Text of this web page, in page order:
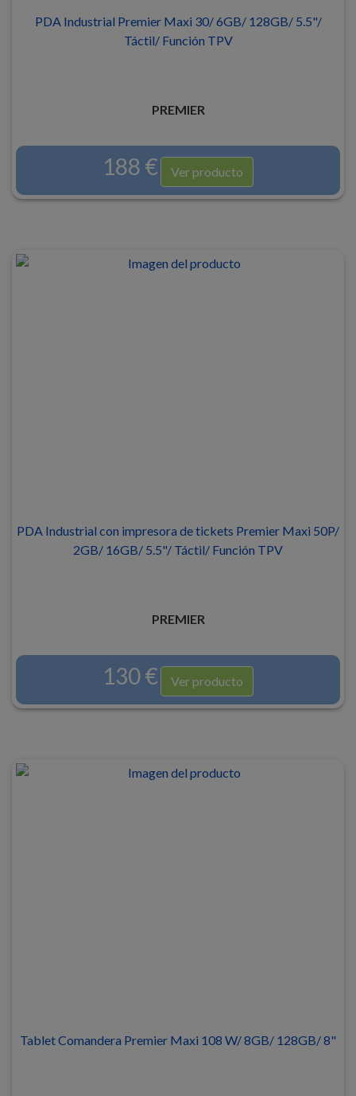
PDA Industrial Premier Maxi 30/ 6GB/ 128GB/ 5.5"/
Táctil/ Función TPV
PREMIER
188 € Ver producto
PDA Industrial con impresora de tickets Premier Maxi 50P/
2GB/ 16GB/ 5.5"/ Táctil/ Función TPV
PREMIER
130 € Ver producto
Tablet Comandera Premier Maxi 108 W/ 8GB/ 128GB/ 8"